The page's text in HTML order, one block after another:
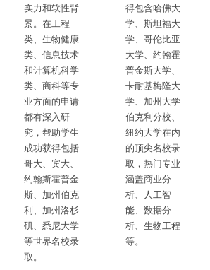
实力和软性背
景。在工程
类、生物健康
类、信息技术
和计算机科学
类、商科等专
业方面的申请
都有深入研
究，帮助学生
成功获得包括
哥大、宾大、
约翰斯霍普金
斯、加州伯克
利、加州洛杉
矶、悉尼大学
等世界名校录
取。
得包含哈佛大
学、斯坦福大
学、哥伦比亚
大学、约翰霍
普金斯大学、
卡耐基梅隆大
学、加州大学
伯克利分校、
纽约大学在内
的顶尖名校录
取，热门专业
涵盖商业分
析、人工智
能、数据分
析、生物工程
等。